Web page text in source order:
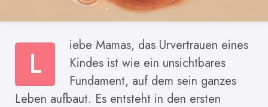
L
iebe Mamas, das Urvertrauen eines
Kindes ist wie ein unsichtbares
Fundament, auf dem sein ganzes
Leben aufbaut. Es entsteht in den ersten